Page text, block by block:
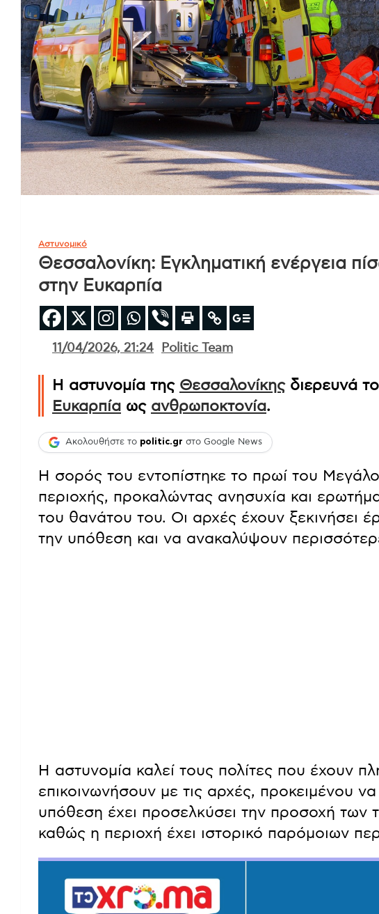
Αστυνομικό
Θεσσαλονίκη: Εγκληματική ενέργεια
στην Ευκαρπία
11/04/2026, 21:24 Politic Team
Η αστυνομία της Θεσσαλονίκηςδιερευνά
Ευκαρπία ως ανθρωποκτονία.
Ακολουθήστε το politic.gr στο Google News
Η σορός του εντοπίστηκε το πρωί του
περιοχής, προκαλώντας ανησυχία και
του θανάτου του. Οι αρχές έχουν ξεκινήσει
την υπόθεση και να ανακαλύψουν
Η αστυνομία καλεί τους πολίτες που έχουν
επικοινωνήσουν με τις αρχές, προκειμένου
υπόθεση έχει προσελκύσει την προσοχή των
καθώς η περιοχή έχει ιστορικό παρόμοιων